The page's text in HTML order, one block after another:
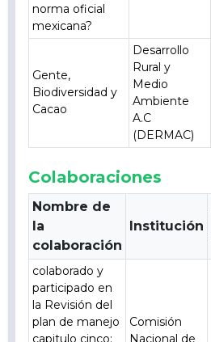
norma oficial
mexicana?
Gente,
Biodiversidad y
Cacao
Desarrollo
Rural y
Medio
Ambiente
A.C
(DERMAC)
Colaboraciones
Nombre de
la
colaboración
Institución
colaborado y
participado en
la Revisión del
plan de manejo
capitulo cinco:
Comisión
Nacional de